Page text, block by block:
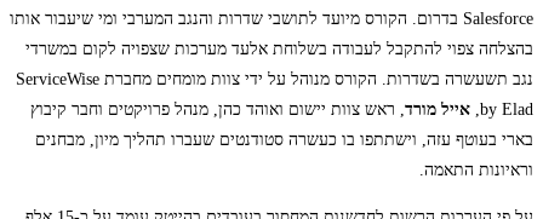
Salesforce בדרום. הקורס מיועד לתושבי שדרות והנגב המערבי ומי שיעבור אותו
בהצלחה צפוי להתקבל לעבודה בשלוחת אלעד מערכות שצפויה לקום במשרדי
נגב תשעשרה בשדרות. הקורס מנוהל על ידי צוות מומחים מחברת ServiceWise
by Elad, אייל מורד, ראש צוות יישום ואוהד כהן, מנהל פרויקטים וחבר קיבוץ
בארי בעוטף עזה, וישתתפו בו כעשרה סטודנטים שעברו תהליך מיון, מבחנים
וראיונות התאמה.